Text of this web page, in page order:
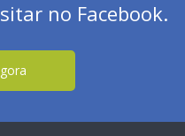
no Facebook.